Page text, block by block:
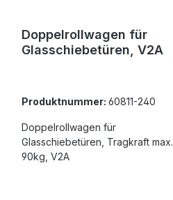
Doppelrollwagen für
Glasschiebetüren, V2A
Produktnummer: 60811-240
Doppelrollwagen für
Glasschiebetüren, Tragkraft max.
90kg, V2A